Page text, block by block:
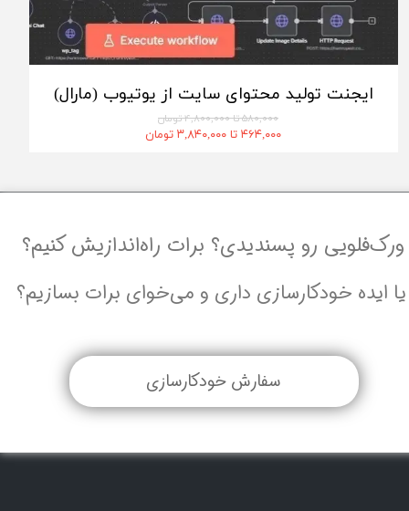
ایجنت تولید محتوای سایت از یوتیوب (مارال)
۵۸۰,۰۰۰ تا ۴,۸۰۰,۰۰۰ تومان
۴۶۴,۰۰۰ تا ۳,۸۴۰,۰۰۰ تومان
ورک‌فلویی رو پسندیدی؟ برات راه‌اندازیش کنیم؟
یا ایده خودکارسازی داری و می‌خوای برات بسازیم؟
سفارش خودکارسازی